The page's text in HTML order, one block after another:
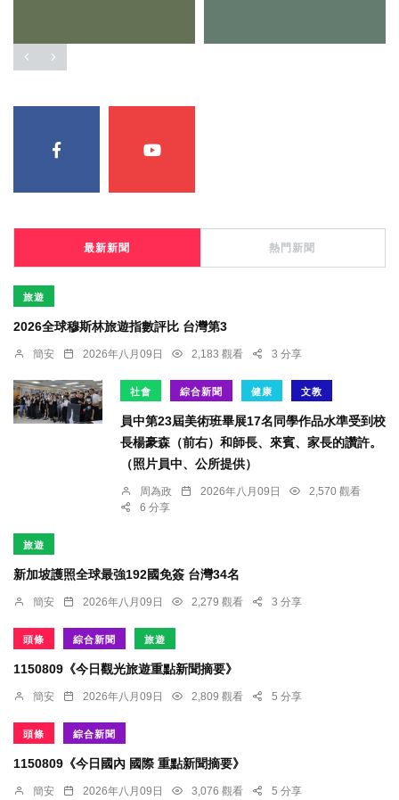
最新新聞 熱門新聞
旅遊
2026全球穆斯林旅遊指數評比 台灣第3
簡安 2026年八月09日 2,183 觀看 3 分享
社會 綜合新聞 健康 文教
員中第23屆美術班畢展17名同學作品水準受到校
長楊豪森（前右）和師長、來賓、家長的讚許。
（照片員中、公所提供）
周為政 2026年八月09日
2,570 觀看
6 分享
旅遊
新加坡護照全球最強192國免簽 台灣34名
簡安 2026年八月09日 2,279 觀看 3 分享
頭條 綜合新聞 旅遊
1150809《今日觀光旅遊重點新聞摘要》
簡安 2026年八月09日 2,809 觀看 5 分享
頭條 綜合新聞
1150809《今日國內 國際 重點新聞摘要》
簡安 2026年八月09日 3,076 觀看 5 分享